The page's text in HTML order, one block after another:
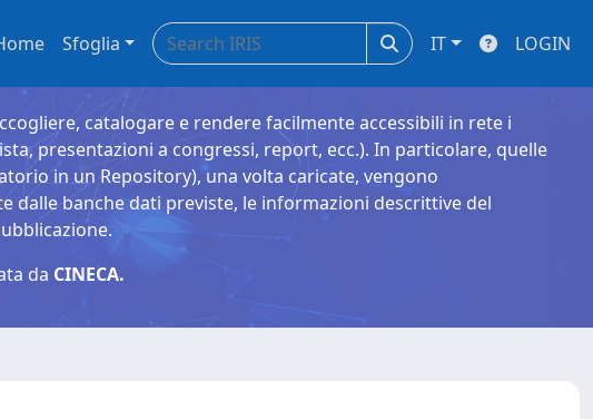
Sfoglia IT LOGIN
catalogare e rendere facilmente accessibili in rete i
presentazioni a congressi, report, ecc.). In particolare, quelle
in un Repository), una volta caricate, vengono
dalle banche dati previste, le informazioni descrittive del
da CINECA.